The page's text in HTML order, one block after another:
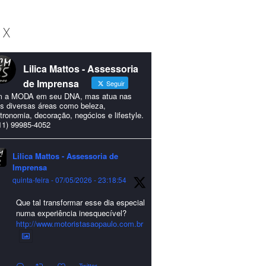
Lilica Mattos - Assessoria
de Imprensa
Seguir
a MODA em seu DNA, mas atua nas
diversas áreas como beleza,
decoração, negócios e lifestyle.
99985-4052
Lilica Mattos - Assessoria de
Imprensa
quinta-feira - 07/05/2026 - 23:18:54
Que tal transformar esse dia especial
numa experiência inesquecível?
http://www.motoristasaopaulo.com.br